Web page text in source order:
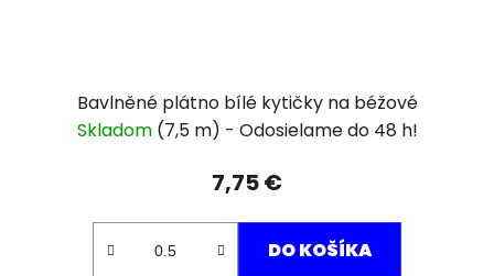
Bavlněné plátno bílé kytičky na béžové
Skladom (7,5 m)
7,75 €
DO KOŠÍKA